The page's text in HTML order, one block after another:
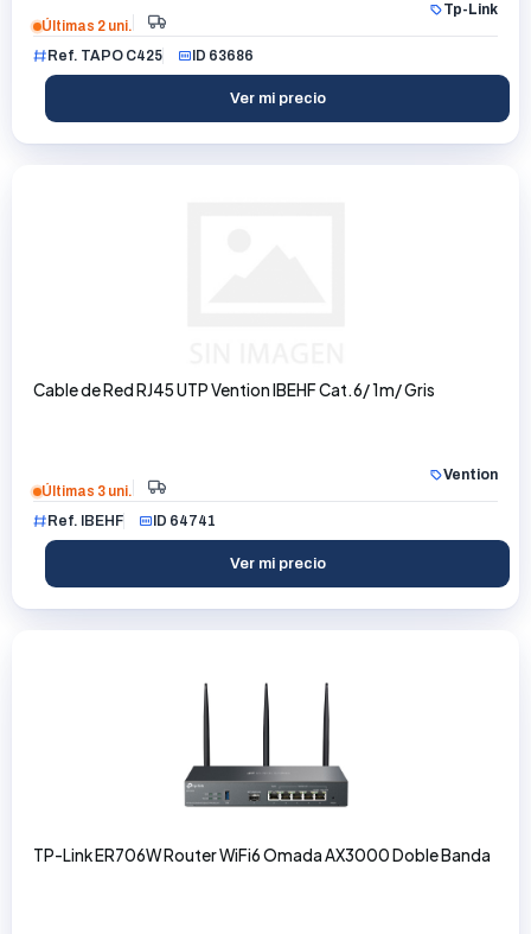
Tp-Link
Últimas 2 uni.
Ref. TAPO C425
ID 63686
Ver mi precio
Cable de Red RJ45 UTP Vention IBEHF Cat.6/ 1m/ Gris
Vention
Últimas 3 uni.
Ref. IBEHF
ID 64741
Ver mi precio
TP-Link ER706W Router WiFi6 Omada AX3000 Doble Banda